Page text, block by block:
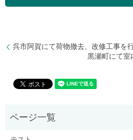
呉市阿賀にて荷物撤去、改修工事を
黒瀬町にて